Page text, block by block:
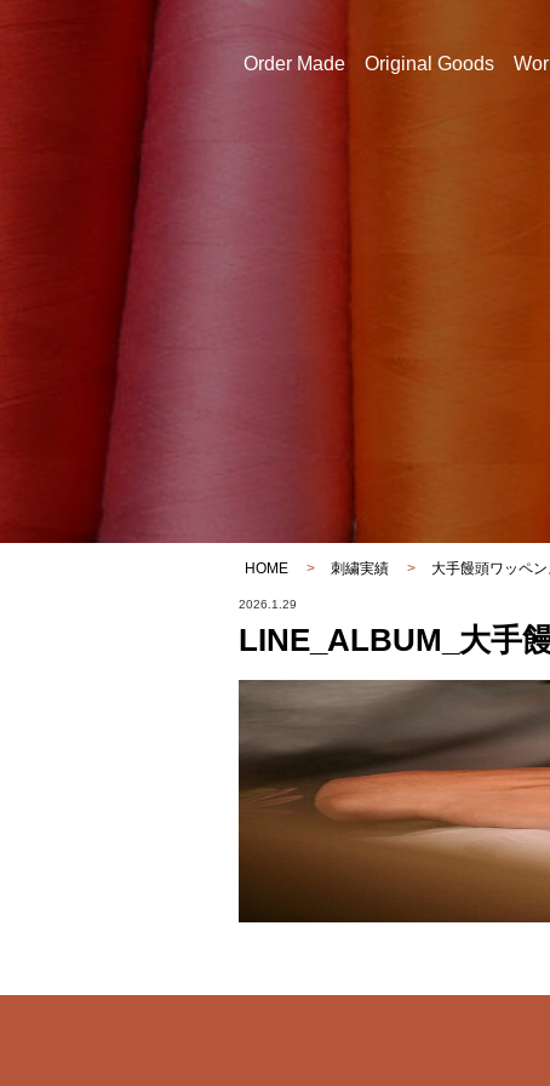
Order Made Original Goods
HOME > 刺繍実績 > 大手饅頭ワッペ
2026.1.29
LINE_ALBUM_大手